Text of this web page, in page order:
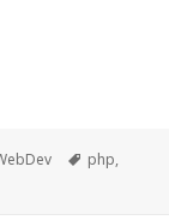
ценой «по
Метки
php,